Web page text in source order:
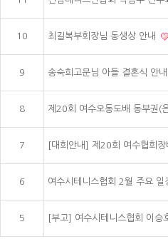
10 최길복부회장님 동생상 안내
9 송숙희고문님 아들 결혼식 안내
8 제20회 여수오동도배 동부권(
7 [대회안내] 제20회 여수협회장
6 여수시테니스협회 2월 주요 일
5 [부고] 여수시테니스협회 이승